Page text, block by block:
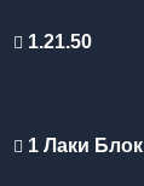
1.21.50
1 Лаки Блок